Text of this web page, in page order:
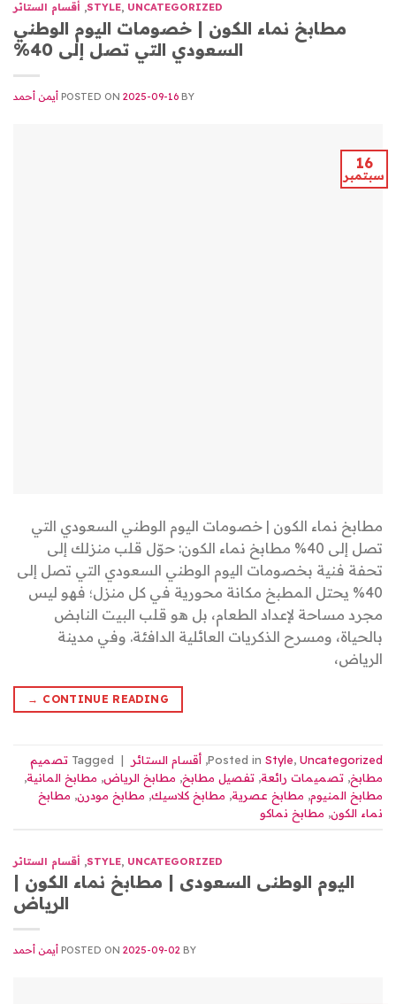
STYLE, UNCATEGORIZED
, أقسام الستائر
مطابخ نماء الكون | خصومات اليوم الوطني
السعودي التي تصل إلى 40%
POSTED ON 2025-09-16 BY أيمن أحمد
16
سبتمبر
مطابخ نماء الكون | خصومات اليوم الوطني السعودي التي
تصل إلى 40% مطابخ نماء الكون: حوّل قلب منزلك إلى
تحفة فنية بخصومات اليوم الوطني السعودي التي تصل إلى
40% يحتل المطبخ مكانة محورية في كل منزل؛ فهو ليس
مجرد مساحة لإعداد الطعام، بل هو قلب البيت النابض
بالحياة، ومسرح الذكريات العائلية الدافئة. وفي مدينة
الرياض،
CONTINUE READING
→
Posted in Style, Uncategorized
, أقسام الستائر |
Tagged تصميم
مطابخ, تصميمات رائعة, تفصيل مطابخ, مطابخ الرياض, مطابخ المانية,
مطابخ المنيوم, مطابخ عصرية, مطابخ كلاسيك, مطابخ مودرن, مطابخ
نماء الكون, مطابخ نماكو
STYLE, UNCATEGORIZED
, أقسام الستائر
اليوم الوطنى السعودى | مطابخ نماء الكون |
الرياض
POSTED ON 2025-09-02 BY أيمن أحمد